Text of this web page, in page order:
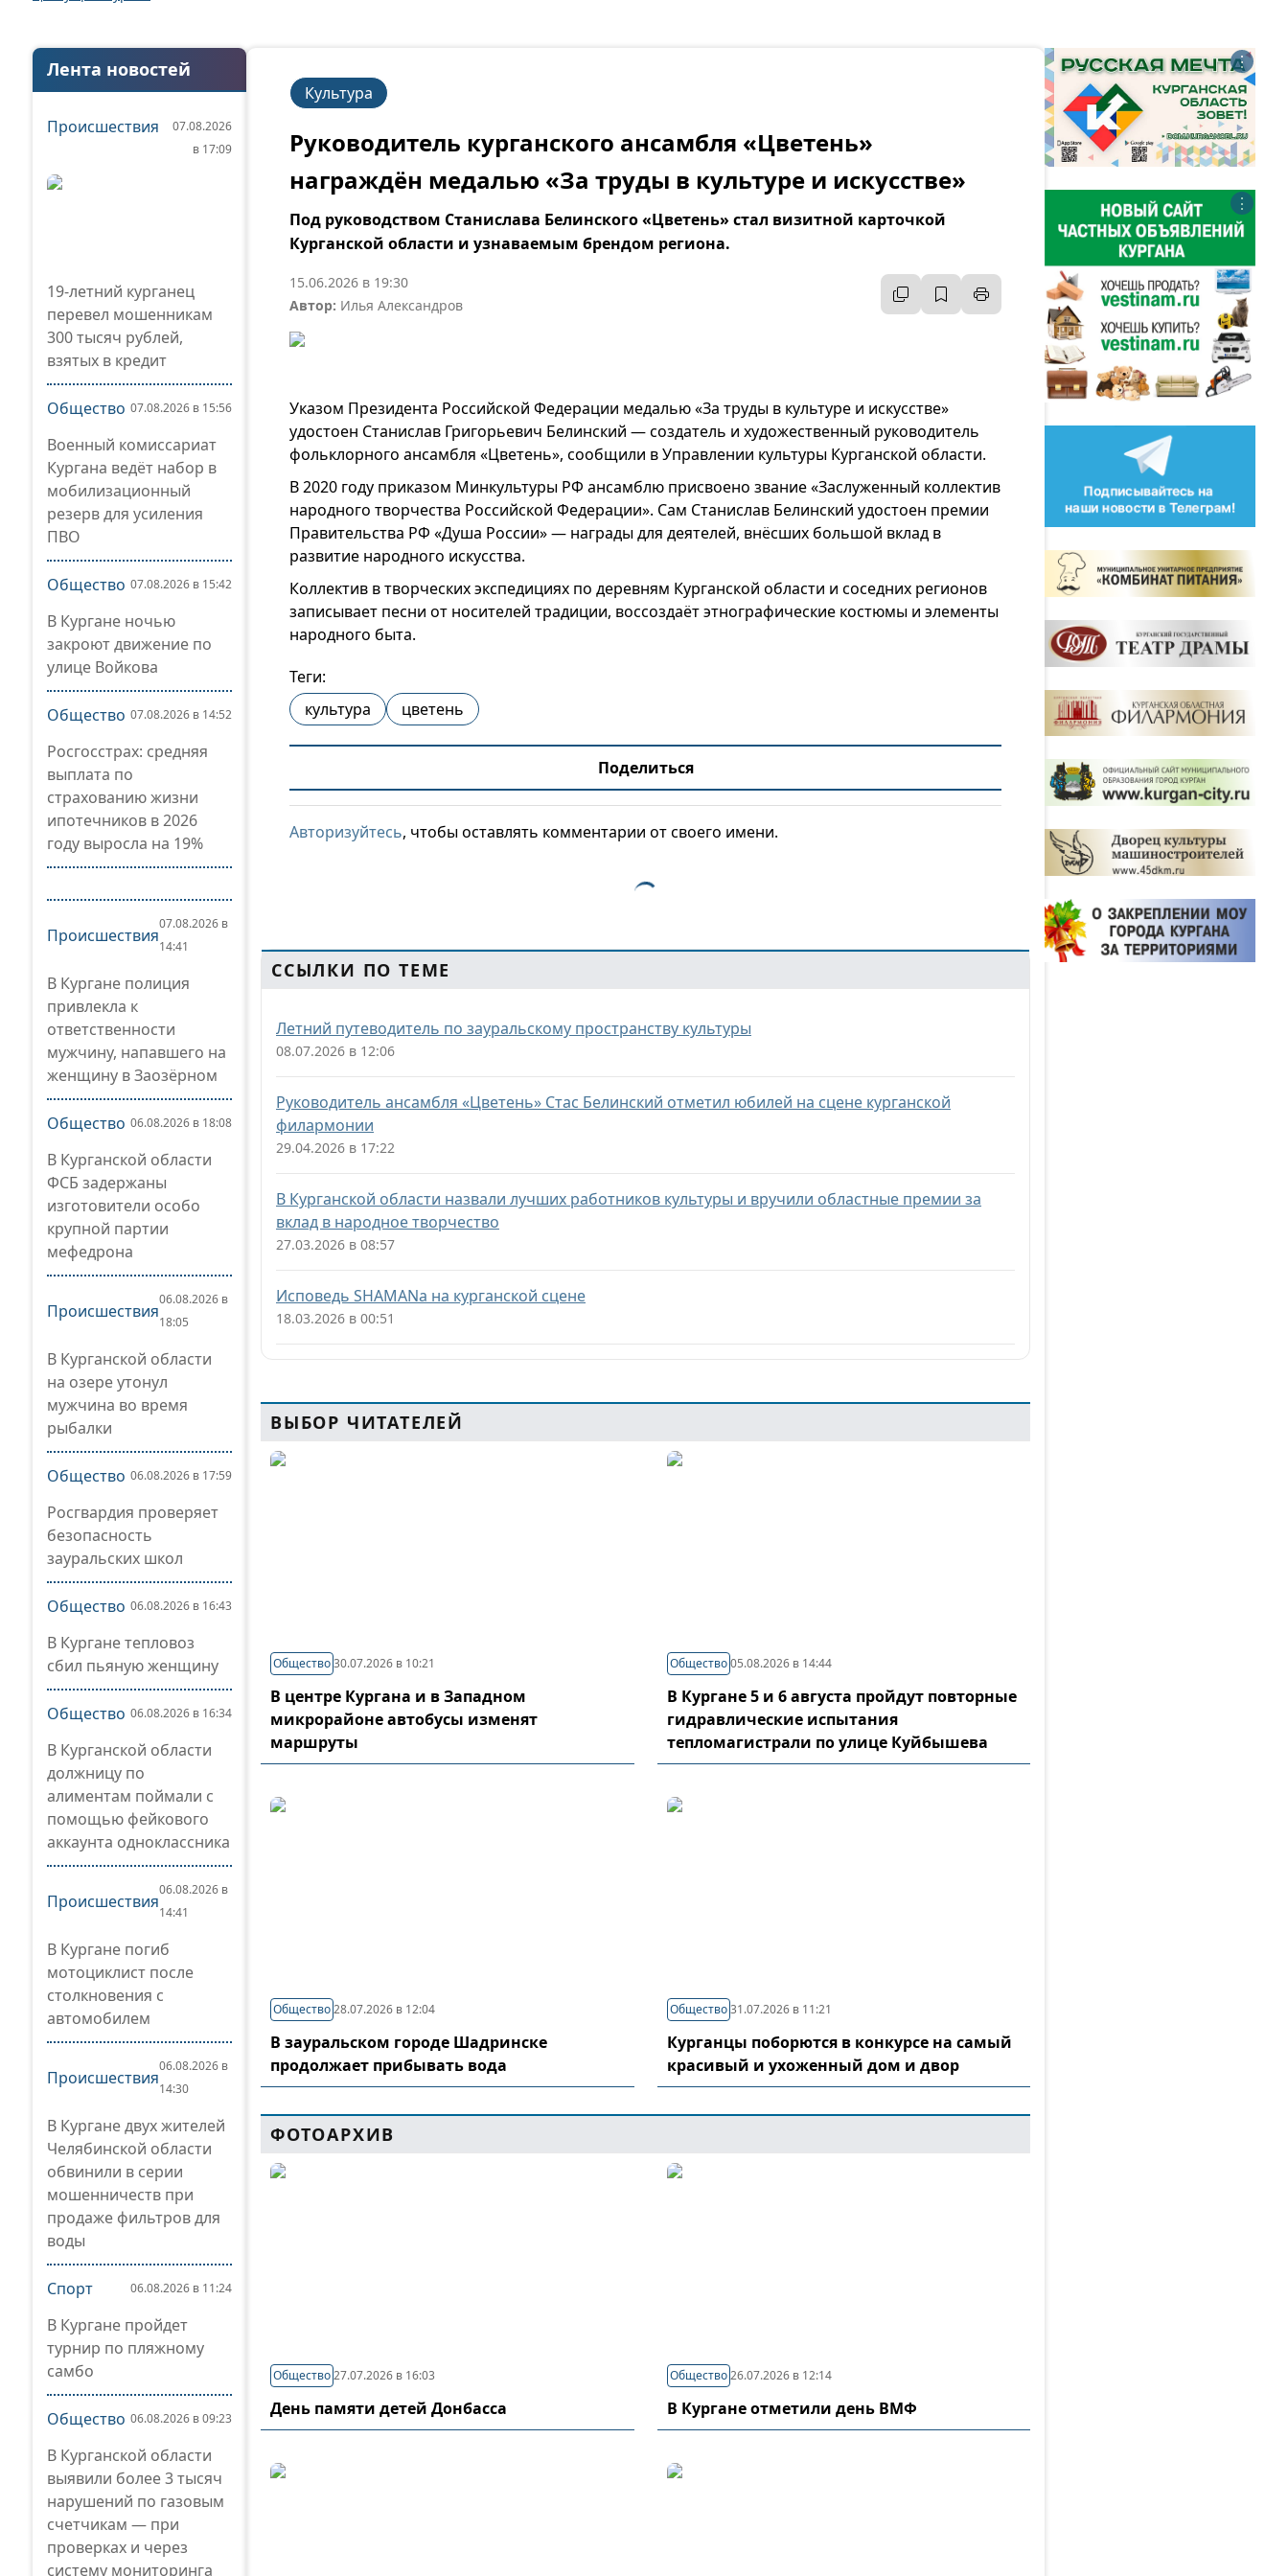
Лента новостей
Происшествия
07.08.2026
в 17:09
19-летний курганец
перевел мошенникам
300 тысяч рублей,
взятых в кредит
Общество 07.08.2026 в 15:56
Военный комиссариат
Кургана ведёт набор в
мобилизационный
резерв для усиления
ПВО
Общество 07.08.2026 в 15:42
В Кургане ночью
закроют движение по
улице Войкова
Общество 07.08.2026 в 14:52
Росгосстрах: средняя
выплата по
страхованию жизни
ипотечников в 2026
году выросла на 19%
Происшествия
07.08.2026 в
14:41
В Кургане полиция
привлекла к
ответственности
мужчину, напавшего на
женщину в Заозёрном
Общество 06.08.2026 в 18:08
В Курганской области
ФСБ задержаны
изготовители особо
крупной партии
мефедрона
Происшествия
06.08.2026 в
18:05
В Курганской области
на озере утонул
мужчина во время
рыбалки
Общество 06.08.2026 в 17:59
Росгвардия проверяет
безопасность
зауральских школ
Общество 06.08.2026 в 16:43
В Кургане тепловоз
сбил пьяную женщину
Общество 06.08.2026 в 16:34
В Курганской области
должницу по
алиментам поймали с
помощью фейкового
аккаунта одноклассника
Происшествия
06.08.2026 в
14:41
В Кургане погиб
мотоциклист после
столкновения с
автомобилем
Происшествия
06.08.2026 в
14:30
В Кургане двух жителей
Челябинской области
обвинили в серии
мошенничеств при
продаже фильтров для
воды
Спорт 06.08.2026 в 11:24
В Кургане пройдет
турнир по пляжному
самбо
Общество 06.08.2026 в 09:23
В Курганской области
выявили более 3 тысяч
нарушений по газовым
счетчикам — при
проверках и через
систему мониторинга
Культура
Руководитель курганского ансамбля «Цветень»
награждён медалью «За труды в культуре и искусстве»
Под руководством Станислава Белинского «Цветень» стал визитной карточкой
Курганской области и узнаваемым брендом региона.
15.06.2026 в 19:30
Автор: Илья Александров
Указом Президента Российской Федерации медалью «За труды в культуре и искусстве»
удостоен Станислав Григорьевич Белинский — создатель и художественный руководитель
фольклорного ансамбля «Цветень», сообщили в Управлении культуры Курганской области.
В 2020 году приказом Минкультуры РФ ансамблю присвоено звание «Заслуженный коллектив
народного творчества Российской Федерации». Сам Станислав Белинский удостоен премии
Правительства РФ «Душа России» — награды для деятелей, внёсших большой вклад в
развитие народного искусства.
Коллектив в творческих экспедициях по деревням Курганской области и соседних регионов
записывает песни от носителей традиции, воссоздаёт этнографические костюмы и элементы
народного быта.
Теги:
культура
цветень
Поделиться
Авторизуйтесь, чтобы оставлять комментарии от своего имени.
ССЫЛКИ ПО ТЕМЕ
Летний путеводитель по зауральскому пространству культуры
08.07.2026 в 12:06
Руководитель ансамбля «Цветень» Стас Белинский отметил юбилей на сцене курганской
филармонии
29.04.2026 в 17:22
В Курганской области назвали лучших работников культуры и вручили областные премии за
вклад в народное творчество
27.03.2026 в 08:57
Исповедь SHAMANа на курганской сцене
18.03.2026 в 00:51
ВЫБОР ЧИТАТЕЛЕЙ
Общество30.07.2026 в 10:21
В центре Кургана и в Западном
микрорайоне автобусы изменят
маршруты
Общество 05.08.2026 в 14:44
В Кургане 5 и 6 августа пройдут повторные
гидравлические испытания
тепломагистрали по улице Куйбышева
Общество28.07.2026 в 12:04
В зауральском городе Шадринске
продолжает прибывать вода
Общество 31.07.2026 в 11:21
Курганцы поборются в конкурсе на самый
красивый и ухоженный дом и двор
ФОТОАРХИВ
Общество27.07.2026 в 16:03
День памяти детей Донбасса
Общество 26.07.2026 в 12:14
В Кургане отметили день ВМФ
⋮
⋮